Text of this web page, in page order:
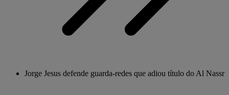
Jorge Jesus defende guarda-redes que adiou título do Al Nassr